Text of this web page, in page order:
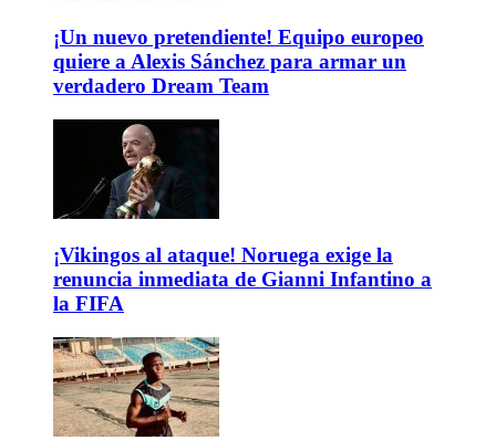
¡Un nuevo pretendiente! Equipo europeo
quiere a Alexis Sánchez para armar un
verdadero Dream Team
¡Vikingos al ataque! Noruega exige la
renuncia inmediata de Gianni Infantino a
la FIFA